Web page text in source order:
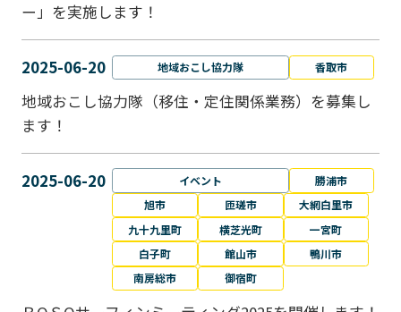
ー」を実施します！
2025-06-20 地域おこし協力隊 香取市
地域おこし協力隊（移住・定住関係業務）を募集し
ます！
2025-06-20 イベント
勝浦市
旭市
匝瑳市
大網白里市
九十九里町
横芝光町
一宮町
白子町
館山市
鴨川市
南房総市
御宿町